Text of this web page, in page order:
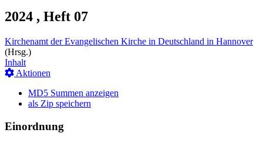
2024 , Heft 07
Kirchenamt der Evangelischen Kirche in Deutschland in Hannover
(Hrsg.)
Inhalt
Aktionen
MD5 Summen anzeigen
als Zip speichern
Einordnung